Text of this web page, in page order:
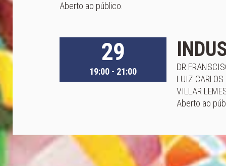
Aberto ao público.
29
19:00 - 21:00
DR
LUIZ
VILLAR
Aberto ao